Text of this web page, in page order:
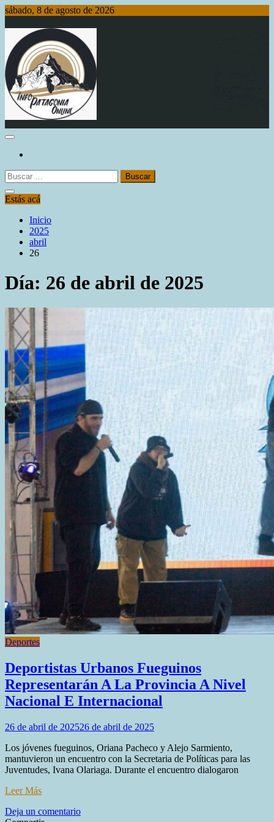
Saltar
contenido
sábado, 8 de agosto de 2026
Info Patagonia Online
Buscar:
Estás acá
Inicio
2025
abril
26
Día: 26 de abril de 2025
Deportes
Deportistas Urbanos Fueguinos
Representarán A La Provincia A Nivel
Nacional E Internacional
26 de abril de 202526 de abril de 2025
Los jóvenes fueguinos, Oriana Pacheco y Alejo Sarmiento,
mantuvieron un encuentro con la Secretaria de Políticas para las
Juventudes, Ivana Olariaga. Durante el encuentro dialogaron
Leer Más
Deja un comentarioen